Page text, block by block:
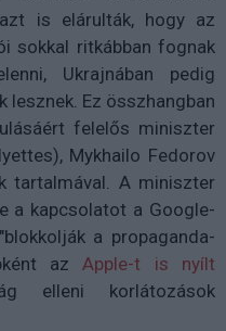
is elárulták, hogy az
sokkal ritkábban fognak
Ukrajnában pedig
lesznek. Ez összhangban
felelős miniszter
Mykhailo Fedorov
tartalmával. A miniszter
a kapcsolatot a Google-
a propaganda-
azApple-t is nyílt
elleni korlátozások